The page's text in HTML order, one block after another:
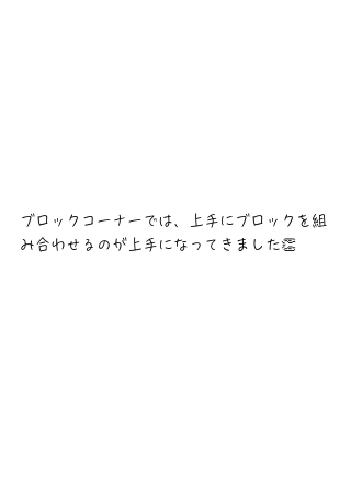
ブロックコーナーでは、上手にブロックを組
み合わせるのが上手になってきました👏